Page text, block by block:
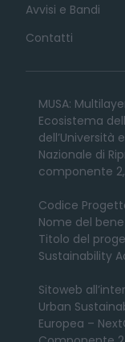
Avvisi e Bandi
Contatti
MUSA:
Ecosistema
dell’Università
Nazionale di
componente
Codice
Nome del
Titolo del
Sustainability
Sitoweb
Urban
Europea –